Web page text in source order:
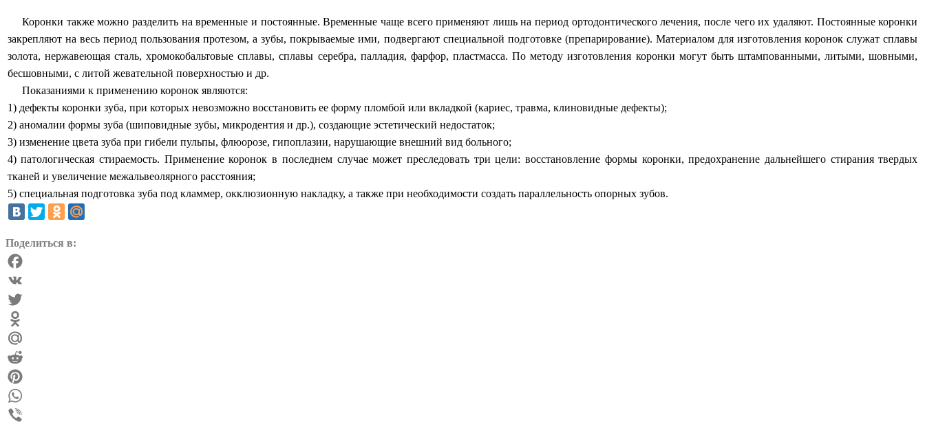
Коронки также можно разделить на временные и постоянные. Временные чаще всего применяют лишь на период ортодонтического лечения, после чего их удаляют. Постоянные коронки
закрепляют на весь период пользования протезом, а зубы, покрываемые ими, подвергают специальной подготовке (препарирование). Материалом для изготовления коронок служат сплавы
золота, нержавеющая сталь, хромокобальтовые сплавы, сплавы серебра, палладия, фарфор, пластмасса. По методу изготовления коронки могут быть штампованными, литыми, шовными,
бесшовными, с литой жевательной поверхностью и др.
Показаниями к применению коронок являются:
1) дефекты коронки зуба, при которых невозможно восстановить ее форму пломбой или вкладкой (кариес, травма, клиновидные дефекты);
2) аномалии формы зуба (шиповидные зубы, микродентия и др.), создающие эстетический недостаток;
3) изменение цвета зуба при гибели пульпы, флюорозе, гипоплазии, нарушающие внешний вид больного;
4) патологическая стираемость. Применение коронок в последнем случае может преследовать три цели: восстановление формы коронки, предохранение дальнейшего стирания твердых
тканей и увеличение межальвеолярного расстояния;
5) специальная подготовка зуба под кламмер, окклюзионную накладку, а также при необходимости создать параллельность опорных зубов.
Поделиться в:
Facebook
VK
Twitter
Odnoklassniki
Mail.Ru
Reddit
Pinterest
WhatsApp